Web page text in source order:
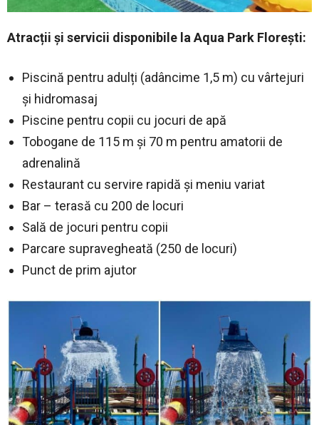
Atracții și servicii disponibile laAqua Park Florești:
Piscină pentru adulți (adâncime 1,5 m) cu vârtejuri
și hidromasaj
Piscine pentru copii cu jocuri de apă
Tobogane de 115 m și 70 m pentru amatorii de
adrenalină
Restaurant cu servire rapidă și meniu variat
Bar – terasă cu 200 de locuri
Sală de jocuri pentru copii
Parcare supravegheată (250 de locuri)
Punct de prim ajutor